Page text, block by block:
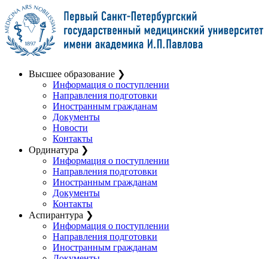
Высшее образование ❯
Информация о поступлении
Направления подготовки
Иностранным гражданам
Документы
Новости
Контакты
Ординатура ❯
Информация о поступлении
Направления подготовки
Иностранным гражданам
Документы
Контакты
Аспирантура ❯
Информация о поступлении
Направления подготовки
Иностранным гражданам